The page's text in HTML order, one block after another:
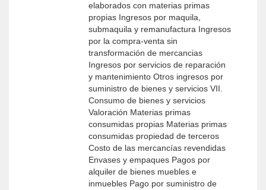
elaborados con materias primas
propias Ingresos por maquila,
submaquila y remanufactura Ingresos
por la compra-venta sin
transformación de mercancias
Ingresos por servicios de reparación
y mantenimiento Otros ingresos por
suministro de bienes y servicios VII.
Consumo de bienes y servicios
Valoración Materias primas
consumidas propias Materias primas
consumidas propiedad de terceros
Costo de las mercancías revendidas
Envases y empaques Pagos por
alquiler de bienes muebles e
inmuebles Pago por suministro de